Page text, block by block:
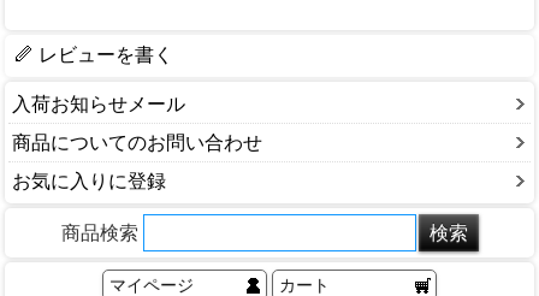
レビューを書く
入荷お知らせメール
商品についてのお問い合わせ
お気に入りに登録
商品検索
マイページ カート